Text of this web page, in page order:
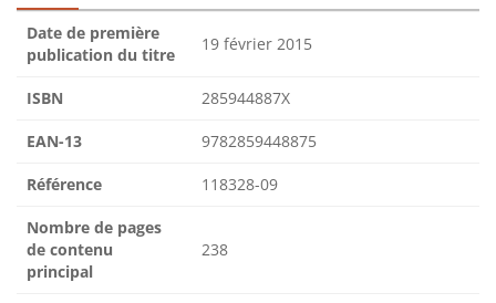
Date de première
publication du titre
19 février 2015
ISBN 285944887X
EAN-13 9782859448875
Référence 118328-09
Nombre de pages
de contenu
principal
238